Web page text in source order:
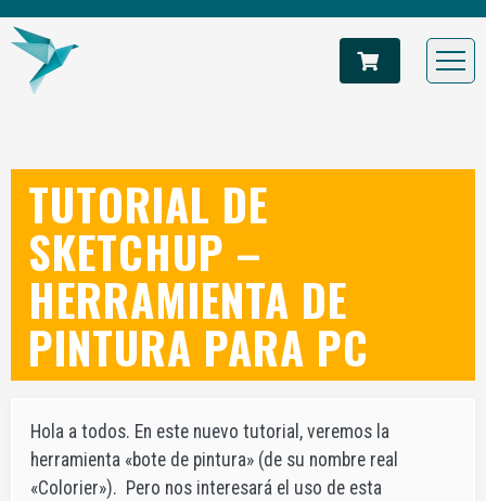
TUTORIAL DE
SKETCHUP –
HERRAMIENTA DE
PINTURA PARA PC
Hola a todos. En este nuevo tutorial, veremos la
herramienta «bote de pintura» (de su nombre real
«Colorier»). Pero nos interesará el uso de esta